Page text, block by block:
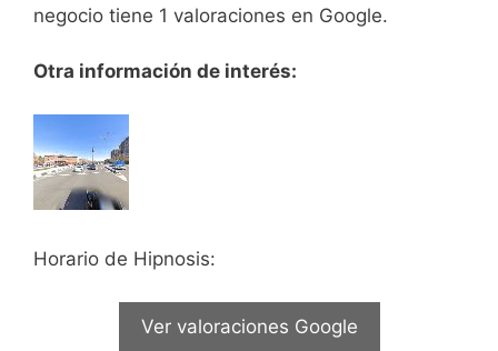
negocio tiene 1 valoraciones en Google.
Otra información de interés:
Horario de Hipnosis:
Ver valoraciones Google